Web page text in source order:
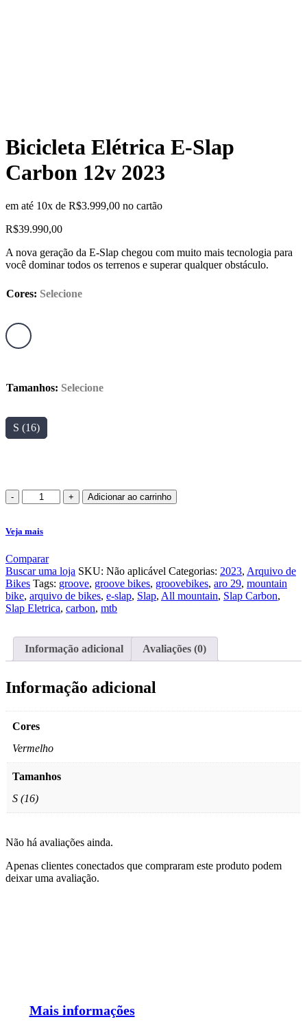
Bicicleta Elétrica E-Slap
Carbon 12v 2023
em até 10x de R$3.999,00 no cartão
R$39.990,00
A nova geração da E-Slap chegou com muito mais tecnologia para
você dominar todos os terrenos e superar qualquer obstáculo.
Cores: Selecione
Tamanhos: Selecione
S (16)
E-
Carbon
12v
2023
quantidade
Adicionar ao carrinho
Veja mais
Comparar
Buscar uma loja SKU: Não aplicável Categorias: 2023, Arquivo de
Bikes Tags: groove, groove bikes, groovebikes, aro 29, mountain
bike, arquivo de bikes, e-slap, Slap, All mountain, Slap Carbon,
Slap Eletrica, carbon, mtb
Informação adicional Avaliações (0)
Informação adicional
Cores
Vermelho
Tamanhos
S (16)
Não há avaliações ainda.
Apenas clientes conectados que compraram este produto podem
deixar uma avaliação.
Mais informações